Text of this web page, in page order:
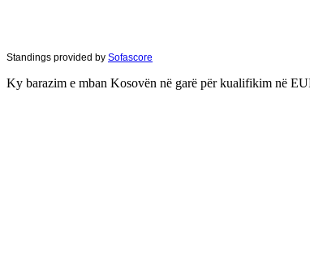
Standings provided by Sofascore
Ky barazim e mban Kosovën në garë për kualifikim në